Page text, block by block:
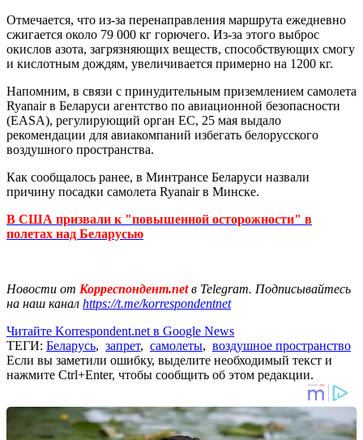
Отмечается, что из-за перенаправления маршрута ежедневно
сжигается около 79 000 кг горючего. Из-за этого выброс
окислов азота, загрязняющих веществ, способствующих смогу
и кислотным дождям, увеличивается примерно на 1200 кг.
Напомним, в связи с принудительным приземлением самолета
Ryanair в Беларуси агентство по авиационной безопасности
(EASA), регулирующий орган ЕС, 25 мая выдало
рекомендации для авиакомпаний избегать белорусского
воздушного пространства.
Как сообщалось ранее, в Минтрансе Беларуси назвали
причину посадки самолета Ryanair в Минске.
В США призвали к "повышенной осторожности" в
полетах над Беларусью
Новости от Корреспондент.netв Telegram. Подписывайтесь
на наш канал https://t.me/korrespondentnet
Читайте Korrespondent.net в Google News
ТЕГИ: Беларусь, запрет, самолеты, воздушное пространство
Если вы заметили ошибку, выделите необходимый текст и
нажмите Ctrl+Enter, чтобы сообщить об этом редакции.